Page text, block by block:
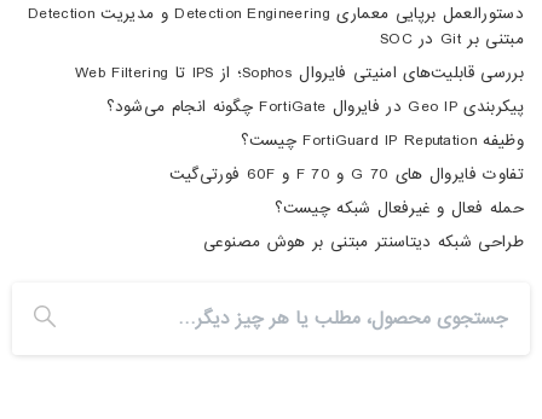
دستورالعمل برپایی معماری Detection Engineering و مدیریت Detection
مبتنی بر Git در SOC
بررسی قابلیت‌های امنیتی فایروال Sophos؛ از IPS تا Web Filtering
پیکربندی Geo IP در فایروال FortiGate چگونه انجام می‌شود؟
وظیفه FortiGuard IP Reputation چیست؟
تفاوت فایروال های 70 G و 70 F و 60F فورتی‌گیت
حمله فعال و غیرفعال شبکه چیست؟
طراحی شبکه دیتاسنتر مبتنی بر هوش مصنوعی